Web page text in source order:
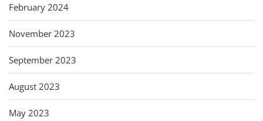
February 2024
November 2023
September 2023
August 2023
May 2023